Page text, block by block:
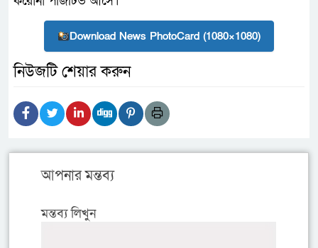
Download News PhotoCard (1080×1080)
নিউজটি শেয়ার করুন
আপনার মন্তব্য
মন্তব্য লিখুন